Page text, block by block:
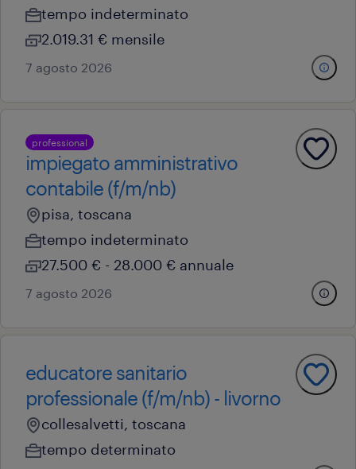
tempo indeterminato
2.019.31 € mensile
7 agosto 2026
professional
impiegato amministrativo
contabile (f/m/nb)
pisa, toscana
tempo indeterminato
27.500 € - 28.000 € annuale
7 agosto 2026
educatore sanitario
professionale (f/m/nb) - livorno
collesalvetti, toscana
tempo determinato